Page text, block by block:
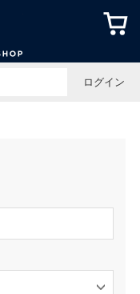
侍ジャパ
ログイン